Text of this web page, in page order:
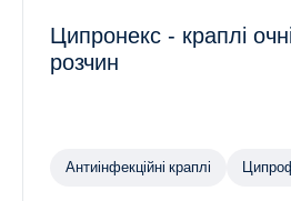
Ципронекс - краплі
розчин
Антиінфекційні краплі